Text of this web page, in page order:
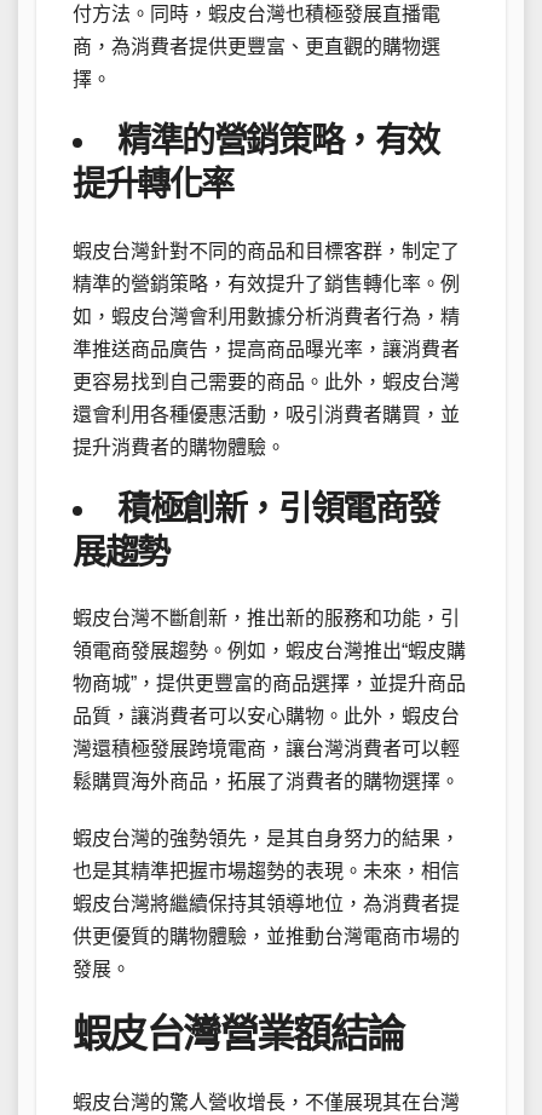
付方法。同時，蝦皮台灣也積極發展直播電
商，為消費者提供更豐富、更直觀的購物選
擇。
精準的營銷策略，有效
提升轉化率
蝦皮台灣針對不同的商品和目標客群，制定了
精準的營銷策略，有效提升了銷售轉化率。例
如，蝦皮台灣會利用數據分析消費者行為，精
準推送商品廣告，提高商品曝光率，讓消費者
更容易找到自己需要的商品。此外，蝦皮台灣
還會利用各種優惠活動，吸引消費者購買，並
提升消費者的購物體驗。
積極創新，引領電商發
展趨勢
蝦皮台灣不斷創新，推出新的服務和功能，引
領電商發展趨勢。例如，蝦皮台灣推出“蝦皮購
物商城”，提供更豐富的商品選擇，並提升商品
品質，讓消費者可以安心購物。此外，蝦皮台
灣還積極發展跨境電商，讓台灣消費者可以輕
鬆購買海外商品，拓展了消費者的購物選擇。
蝦皮台灣的強勢領先，是其自身努力的結果，
也是其精準把握市場趨勢的表現。未來，相信
蝦皮台灣將繼續保持其領導地位，為消費者提
供更優質的購物體驗，並推動台灣電商市場的
發展。
蝦皮台灣營業額結論
蝦皮台灣的驚人營收增長，不僅展現其在台灣